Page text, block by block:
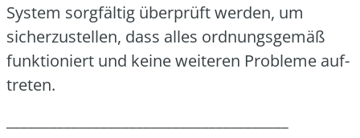
Sys­tem sorg­fäl­tig über­prüft wer­den, um
sicher­zu­stel­len, dass alles ord­nungs­ge­mäß
funk­tio­niert und kei­ne wei­te­ren Pro­ble­me auf­
tre­ten.